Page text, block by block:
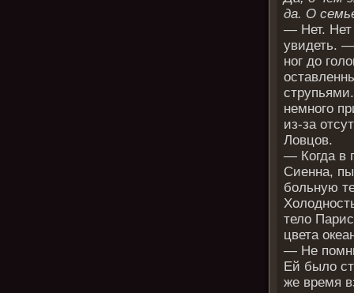
да. О
— Нет. Нет
увидеть. —
ног до
немного
из-за
Ловцов.
— Когда в
Сиенна,
больную
тело
цвета
— Не
Ей было
же время